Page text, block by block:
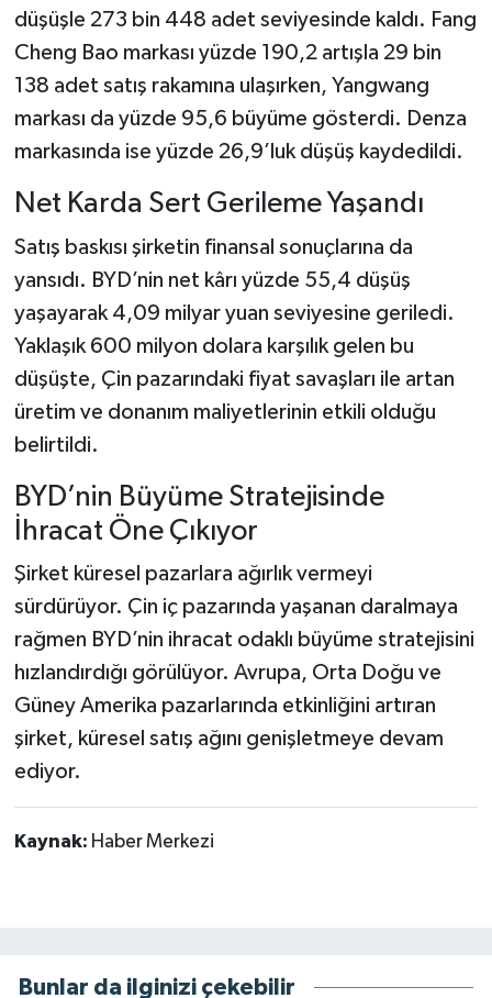
düşüşle 273 bin 448 adet seviyesinde kaldı. Fang
Cheng Bao markası yüzde 190,2 artışla 29 bin
138 adet satış rakamına ulaşırken, Yangwang
markası da yüzde 95,6 büyüme gösterdi. Denza
markasında ise yüzde 26,9’luk düşüş kaydedildi.
Net Karda Sert Gerileme Yaşandı
Satış baskısı şirketin finansal sonuçlarına da
yansıdı. BYD’nin net kârı yüzde 55,4 düşüş
yaşayarak 4,09 milyar yuan seviyesine geriledi.
Yaklaşık 600 milyon dolara karşılık gelen bu
düşüşte, Çin pazarındaki fiyat savaşları ile artan
üretim ve donanım maliyetlerinin etkili olduğu
belirtildi.
BYD’nin Büyüme Stratejisinde
İhracat Öne Çıkıyor
Şirket küresel pazarlara ağırlık vermeyi
sürdürüyor. Çin iç pazarında yaşanan daralmaya
rağmen BYD’nin ihracat odaklı büyüme stratejisini
hızlandırdığı görülüyor. Avrupa, Orta Doğu ve
Güney Amerika pazarlarında etkinliğini artıran
şirket, küresel satış ağını genişletmeye devam
ediyor.
Kaynak: Haber Merkezi
Bunlar da ilginizi çekebilir